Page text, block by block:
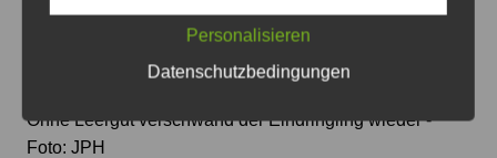
Ohne Leergut verschwand der Eindringling wieder -
Foto: JPH
Personalisieren
Datenschutzbedingungen